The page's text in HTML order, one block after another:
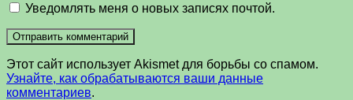
Уведомлять меня о новых записях почтой.
Этот сайт использует Akismet для борьбы со спамом.
Узнайте, как обрабатываются ваши данные
комментариев.